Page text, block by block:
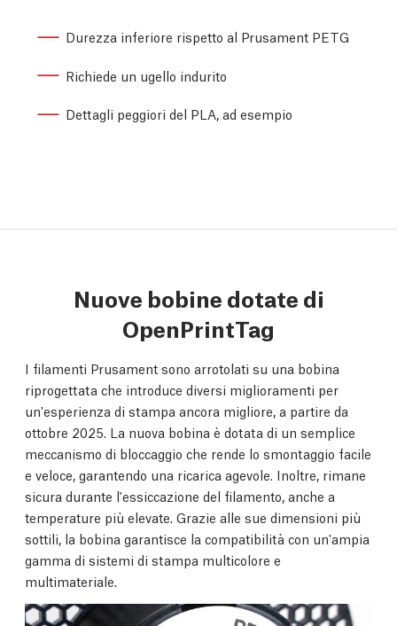
Durezza inferiore rispetto al Prusament PETG
Richiede un ugello indurito
Dettagli peggiori del PLA, ad esempio
Nuove bobine dotate di
OpenPrintTag
I filamenti Prusament sono arrotolati su una bobina
riprogettata che introduce diversi miglioramenti per
un'esperienza di stampa ancora migliore, a partire da
ottobre 2025. La nuova bobina è dotata di un semplice
meccanismo di bloccaggio che rende lo smontaggio facile
e veloce, garantendo una ricarica agevole. Inoltre, rimane
sicura durante l'essiccazione del filamento, anche a
temperature più elevate. Grazie alle sue dimensioni più
sottili, la bobina garantisce la compatibilità con un'ampia
gamma di sistemi di stampa multicolore e
multimateriale.